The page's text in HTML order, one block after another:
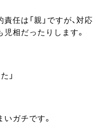
任は「親」ですが、対応
相だったりします。
」
ガチです。